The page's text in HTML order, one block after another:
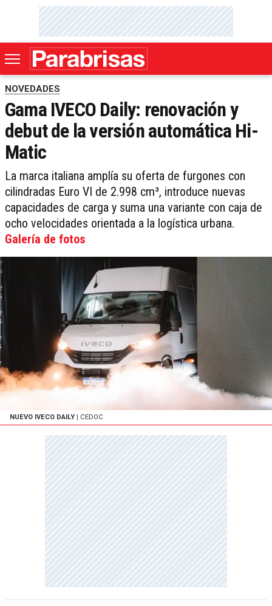
NOVEDADES
Gama IVECO Daily: renovación y
debut de la versión automática Hi-
Matic
La marca italiana amplía su oferta de furgones con
cilindradas Euro VI de 2.998 cm³, introduce nuevas
capacidades de carga y suma una variante con caja de
ocho velocidades orientada a la logística urbana.
Galería de fotos
NUEVO IVECO DAILY | CEDOC